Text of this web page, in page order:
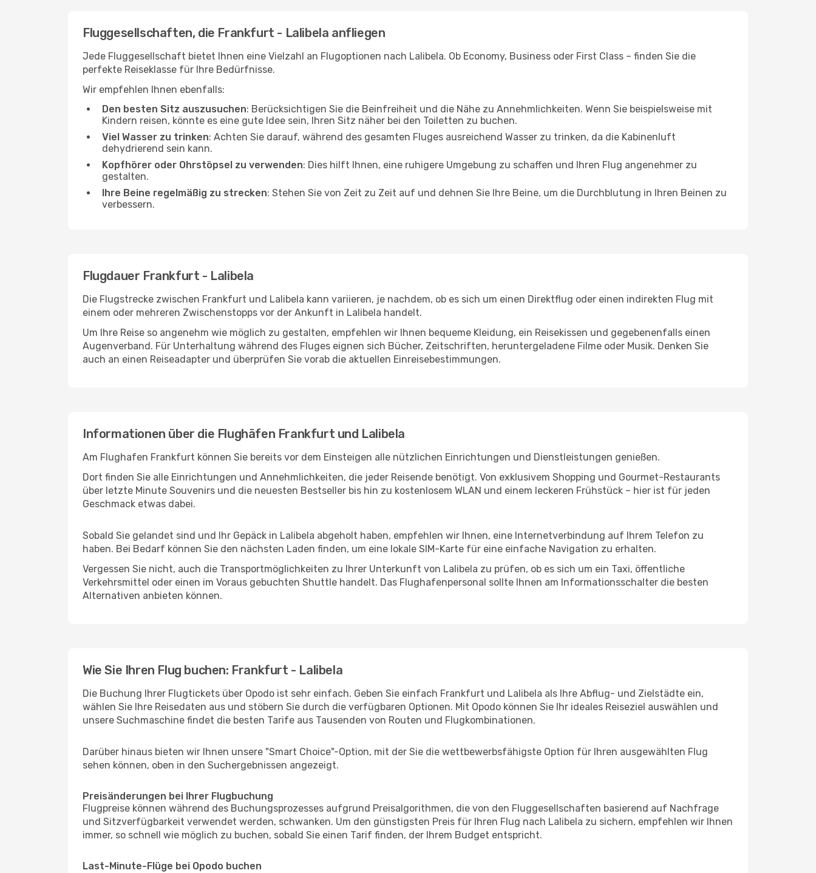
Fluggesellschaften, die Frankfurt - Lalibela anfliegen
Jede Fluggesellschaft bietet Ihnen eine Vielzahl an Flugoptionen nach Lalibela. Ob Economy, Business oder First Class – finden Sie die
perfekte Reiseklasse für Ihre Bedürfnisse.
Wir empfehlen Ihnen ebenfalls:
Den besten Sitz auszusuchen: Berücksichtigen Sie die Beinfreiheit und die Nähe zu Annehmlichkeiten. Wenn Sie beispielsweise mit
Kindern reisen, könnte es eine gute Idee sein, Ihren Sitz näher bei den Toiletten zu buchen.
Viel Wasser zu trinken: Achten Sie darauf, während des gesamten Fluges ausreichend Wasser zu trinken, da die Kabinenluft
dehydrierend sein kann.
Kopfhörer oder Ohrstöpsel zu verwenden: Dies hilft Ihnen, eine ruhigere Umgebung zu schaffen und Ihren Flug angenehmer zu
gestalten.
Ihre Beine regelmäßig zu strecken: Stehen Sie von Zeit zu Zeit auf und dehnen Sie Ihre Beine, um die Durchblutung in Ihren Beinen zu
verbessern.
Flugdauer Frankfurt - Lalibela
Die Flugstrecke zwischen Frankfurt und Lalibela kann variieren, je nachdem, ob es sich um einen Direktflug oder einen indirekten Flug mit
einem oder mehreren Zwischenstopps vor der Ankunft in Lalibela handelt.
Um Ihre Reise so angenehm wie möglich zu gestalten, empfehlen wir Ihnen bequeme Kleidung, ein Reisekissen und gegebenenfalls einen
Augenverband. Für Unterhaltung während des Fluges eignen sich Bücher, Zeitschriften, heruntergeladene Filme oder Musik. Denken Sie
auch an einen Reiseadapter und überprüfen Sie vorab die aktuellen Einreisebestimmungen.
Informationen über die Flughäfen Frankfurt und Lalibela
Am Flughafen Frankfurt können Sie bereits vor dem Einsteigen alle nützlichen Einrichtungen und Dienstleistungen genießen.
Dort finden Sie alle Einrichtungen und Annehmlichkeiten, die jeder Reisende benötigt. Von exklusivem Shopping und Gourmet-Restaurants
über letzte Minute Souvenirs und die neuesten Bestseller bis hin zu kostenlosem WLAN und einem leckeren Frühstück – hier ist für jeden
Geschmack etwas dabei.
Sobald Sie gelandet sind und Ihr Gepäck in Lalibela abgeholt haben, empfehlen wir Ihnen, eine Internetverbindung auf Ihrem Telefon zu
haben. Bei Bedarf können Sie den nächsten Laden finden, um eine lokale SIM-Karte für eine einfache Navigation zu erhalten.
Vergessen Sie nicht, auch die Transportmöglichkeiten zu Ihrer Unterkunft von Lalibela zu prüfen, ob es sich um ein Taxi, öffentliche
Verkehrsmittel oder einen im Voraus gebuchten Shuttle handelt. Das Flughafenpersonal sollte Ihnen am Informationsschalter die besten
Alternativen anbieten können.
Wie Sie Ihren Flug buchen: Frankfurt - Lalibela
Die Buchung Ihrer Flugtickets über Opodo ist sehr einfach. Geben Sie einfach Frankfurt und Lalibela als Ihre Abflug- und Zielstädte ein,
wählen Sie Ihre Reisedaten aus und stöbern Sie durch die verfügbaren Optionen. Mit Opodo können Sie Ihr ideales Reiseziel auswählen und
unsere Suchmaschine findet die besten Tarife aus Tausenden von Routen und Flugkombinationen.
Darüber hinaus bieten wir Ihnen unsere "Smart Choice"-Option, mit der Sie die wettbewerbsfähigste Option für Ihren ausgewählten Flug
sehen können, oben in den Suchergebnissen angezeigt.
Preisänderungen bei Ihrer Flugbuchung
Flugpreise können während des Buchungsprozesses aufgrund Preisalgorithmen, die von den Fluggesellschaften basierend auf Nachfrage
und Sitzverfügbarkeit verwendet werden, schwanken. Um den günstigsten Preis für Ihren Flug nach Lalibela zu sichern, empfehlen wir Ihnen
immer, so schnell wie möglich zu buchen, sobald Sie einen Tarif finden, der Ihrem Budget entspricht.
Last-Minute-Flüge bei Opodo buchen